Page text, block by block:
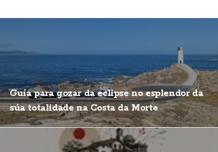
Guía para gozar da eclipse no esplendor da
súa totalidade na Costa da Morte